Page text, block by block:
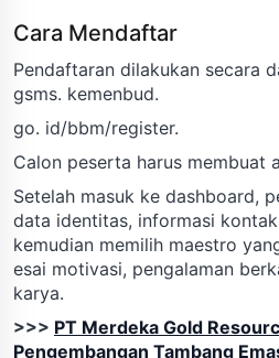
Cara Mendaftar
Pendaftaran dilakukan secara
gsms. kemenbud.
go. id/bbm/register.
Calon peserta harus membuat
Setelah masuk ke dashboard,
data identitas, informasi
kemudian memilih maestro
esai motivasi, pengalaman
karya.
>>> PT Merdeka Gold
Pengembangan Tambang